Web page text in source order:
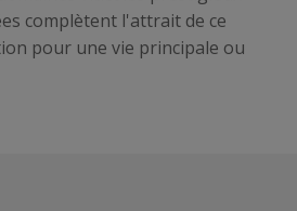
complètent l'attrait de ce
pour une vie principale ou